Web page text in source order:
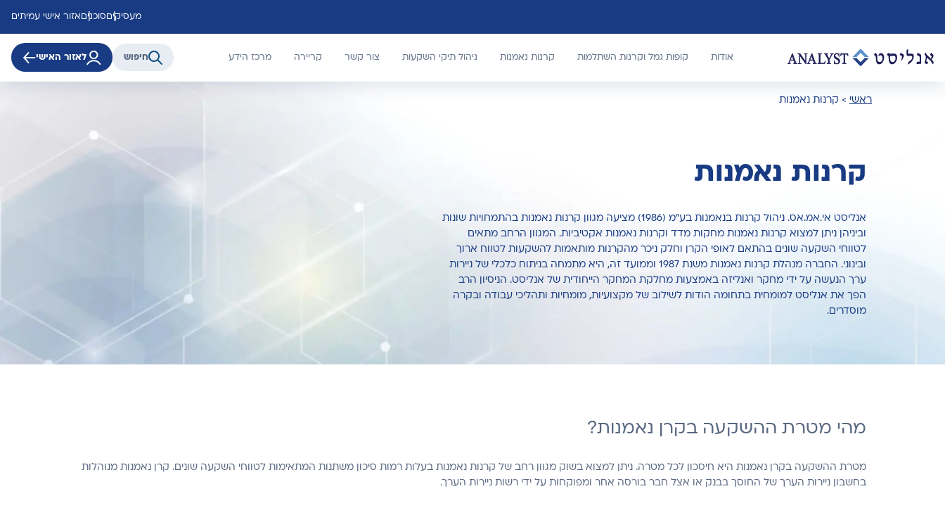
מעסיקים סוכנים אזור אישי עמיתים
אודות קופות גמל וקרנות השתלמות קרנות נאמנות ניהול תיקי השקעות צור קשר קריירה מרכז הידע חיפוש לאזור האישי
ראשי > קרנות נאמנות
קרנות נאמנות
אנליסט אי.אמ.אס. ניהול קרנות בנאמנות בע"מ (1986) מציעה מגוון קרנות נאמנות בהתמחויות שונות
וביניהן ניתן למצוא קרנות נאמנות מחקות מדד וקרנות נאמנות אקטיביות. המגוון הרחב מתאים
לטווחי השקעה שונים בהתאם לאופי הקרן וחלק ניכר מהקרנות מותאמות להשקעות לטווח ארוך
ובינוני. החברה מנהלת קרנות נאמנות משנת 1987 וממועד זה, היא מתמחה בניתוח כלכלי של ניירות
ערך הנעשה על ידי מחקר ואנליזה באמצעות מחלקת המחקר הייחודית של אנליסט. הניסיון הרב
הפך את אנליסט למומחית בתחומה הודות לשילוב של מקצועיות, מומחיות ותהליכי עבודה ובקרה
מוסדרים.
מהי מטרת ההשקעה בקרן נאמנות?
מטרת ההשקעה בקרן נאמנות היא חיסכון לכל מטרה. ניתן למצוא בשוק מגוון רחב של קרנות נאמנות בעלות רמות סיכון משתנות המתאימות לטווחי השקעה שונים. קרן נאמנות מנוהלות
בחשבון ניירות הערך של החוסך בבנק או אצל חבר בורסה אחר ומפוקחות על ידי רשות ניירות הערך.